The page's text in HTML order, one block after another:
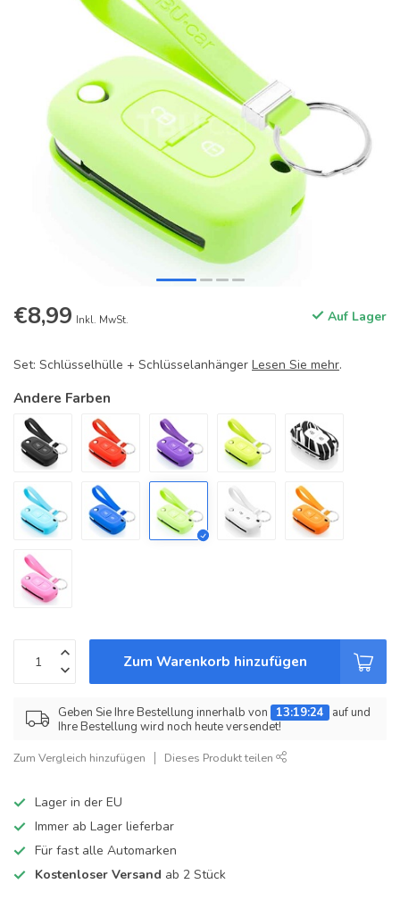
€8,99 Inkl. MwSt. Auf Lager
Set: Schlüsselhülle + Schlüsselanhänger Lesen Sie mehr.
Andere Farben
Zum Warenkorb hinzufügen
Geben Sie Ihre Bestellung innerhalb von 13:19:24
auf und
Ihre Bestellung wird noch heute versendet!
Zum Vergleich hinzufügen Dieses Produkt teilen
Lager in der EU
Immer ab Lager lieferbar
Für fast alle Automarken
Kostenloser Versand ab 2 Stück